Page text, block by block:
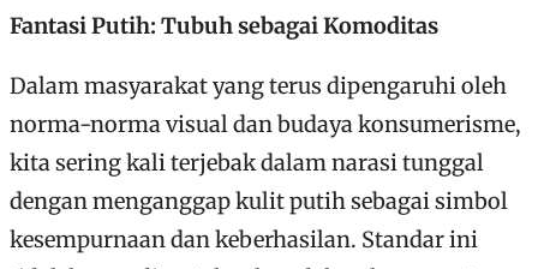
Fantasi Putih: Tubuh sebagai Komoditas
Dalam masyarakat yang terus dipengaruhi oleh
norma-norma visual dan budaya konsumerisme,
kita sering kali terjebak dalam narasi tunggal
dengan menganggap kulit putih sebagai simbol
kesempurnaan dan keberhasilan. Standar ini